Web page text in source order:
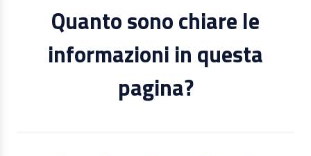
Quanto sono chiare le
informazioni in questa
pagina?